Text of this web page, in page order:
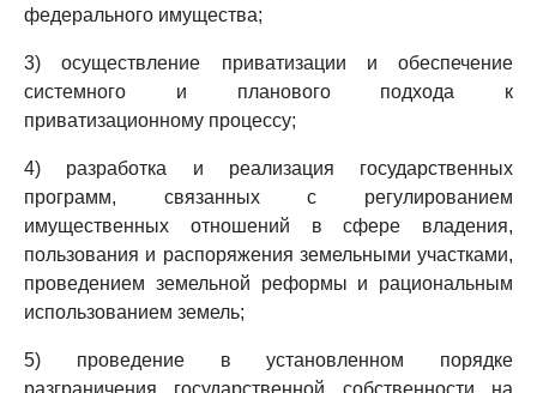
федерального имущества;
3) осуществление приватизации и обеспечение
системного и планового подхода к
приватизационному процессу;
4) разработка и реализация государственных
программ, связанных с регулированием
имущественных отношений в сфере владения,
пользования и распоряжения земельными участками,
проведением земельной реформы и рациональным
использованием земель;
5) проведение в установленном порядке
разграничения государственной собственности на